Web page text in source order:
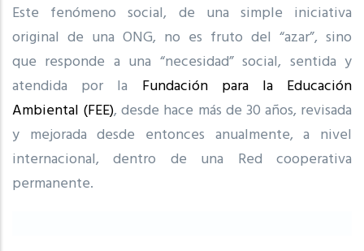
Este fenómeno social, de una simple iniciativa
original de una ONG, no es fruto del “azar”, sino
que responde a una “necesidad” social, sentida y
atendida por la Fundación para la Educación
Ambiental (FEE), desde hace más de 30 años, revisada
y mejorada desde entonces anualmente, a nivel
internacional, dentro de una Red cooperativa
permanente.